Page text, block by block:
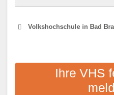
Volkshochschule in Bad
Bleeck 29,
Ihre VHS